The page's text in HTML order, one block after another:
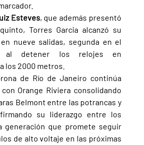
Esteves, que además presentó
Torres Garcia alcanzó su
nueve salidas, segunda en el
al detener los relojes en
los 2000 metros.
de Río de Janeiro continúa
Orange Riviera consolidando
Belmont entre las potrancas y
su liderazgo entre los
generación que promete seguir
de alto voltaje en las próximas